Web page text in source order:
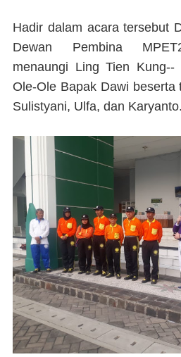
Hadir dalam acara tersebut
Dewan Pembina
menaungi Ling Tien
Ole-Ole Bapak Dawi beserta
Sulistyani, Ulfa, dan Karyanto.